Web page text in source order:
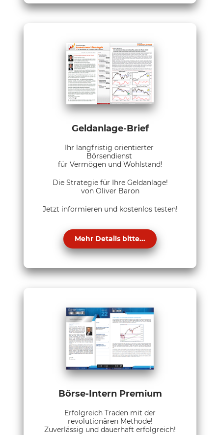
Geldanlage-Brief
Ihr langfristig orientierter
Börsendienst
für Vermögen und Wohlstand!
Die Strategie für Ihre Geldanlage!
von Oliver Baron
Jetzt informieren und kostenlos testen!
Mehr Details bitte...
Börse-Intern Premium
Erfolgreich Traden mit der
revolutionären Methode!
Zuverlässig und dauerhaft erfolgreich!